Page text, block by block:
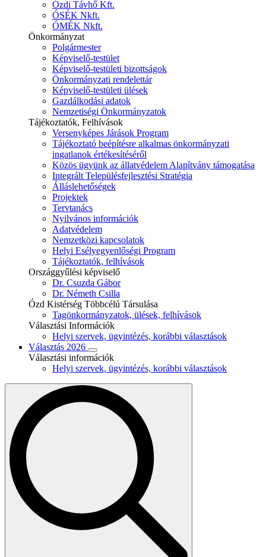
Ózdi Távhő Kft.
ÓSÉK Nkft.
ÓMÉK Nkft.
Önkormányzat
Polgármester
Képviselő-testület
Képviselő-testületi bizottságok
Önkormányzati rendelettár
Képviselő-testületi ülések
Gazdálkodási adatok
Nemzetiségi Önkormányzatok
Tájékoztatók, Felhívások
Versenyképes Járások Program
Tájékoztató beépítésre alkalmas önkormányzati
ingatlanok értékesítéséről
Közös ügyünk az állatvédelem Alapítvány támogatása
Integrált Településfejlesztési Stratégia
Álláslehetőségek
Projektek
Tervtanács
Nyilvános információk
Adatvédelem
Nemzetközi kapcsolatok
Helyi Esélyegyenlőségi Program
Tájékoztatók, felhívások
Országgyűlési képviselő
Dr. Csuzda Gábor
Dr. Németh Csilla
Ózd Kistérség Többcélú Társulása
Tagönkormányzatok, ülések, felhívások
Választási Információk
Helyi szervek, ügyintézés, korábbi választások
Választás 2026
Választási információk
Helyi szervek, ügyintézés, korábbi választások